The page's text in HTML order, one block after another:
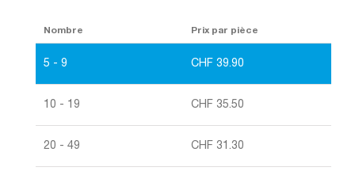
Nombre Prix par pièce
5 - 9 CHF 39.90
10 - 19 CHF 35.50
20 - 49 CHF 31.30